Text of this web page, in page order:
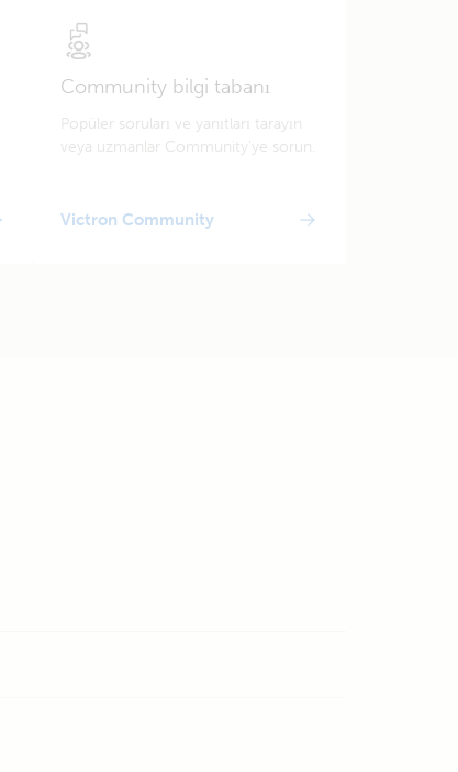
Community bilgi tabanı
Popüler soruları ve yanıtları tarayın
veya uzmanlar Community'ye sorun.
Victron Community